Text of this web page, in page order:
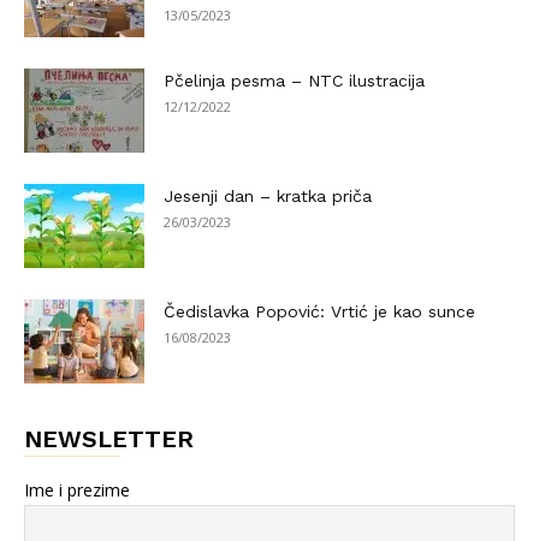
13/05/2023
Pčelinja pesma – NTC ilustracija
12/12/2022
Jesenji dan – kratka priča
26/03/2023
Čedislavka Popović: Vrtić je kao sunce
16/08/2023
NEWSLETTER
Ime i prezime